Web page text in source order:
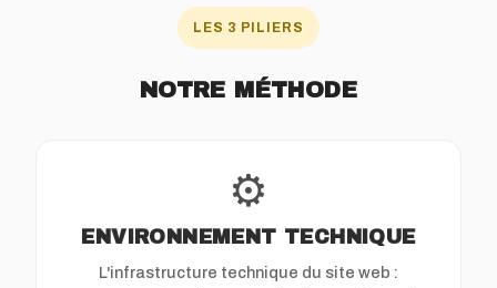
LES 3 PILIERS
NOTRE MÉTHODE
⚙
ENVIRONNEMENT TECHNIQUE
L'infrastructure technique du site web :